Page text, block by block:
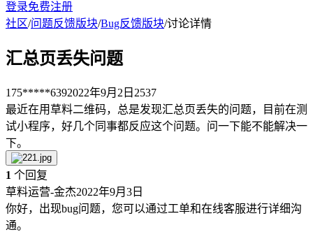
登录免费注册
社区/问题反馈版块/Bug反馈版块/讨论详情
汇总页丢失问题
175*****6392022年9月2日 2537
最近在用草料二维码，总是发现汇总页丢失的问题，目前在测
试小程序，好几个同事都反应这个问题。问一下能不能解决一
下。
1 个回复
草料运营-金杰2022年9月3日
你好，出现bug问题，您可以通过工单和在线客服进行详细沟
通。